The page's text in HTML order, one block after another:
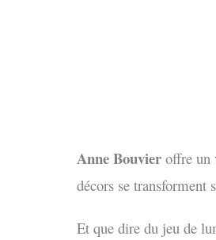
Anne Bouvier offre un
décors se transforment
Et que dire du jeu de